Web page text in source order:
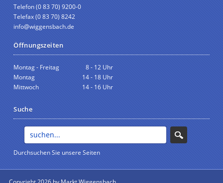
Telefon (0 83 70) 9200-0
Telefax (0 83 70) 8242
info@wiggensbach.de
Öffnungszeiten
Montag - Freitag
8 - 12 Uhr
Montag
14 - 18 Uhr
Mittwoch
14 - 16 Uhr
Suche
Durchsuchen Sie unsere Seiten